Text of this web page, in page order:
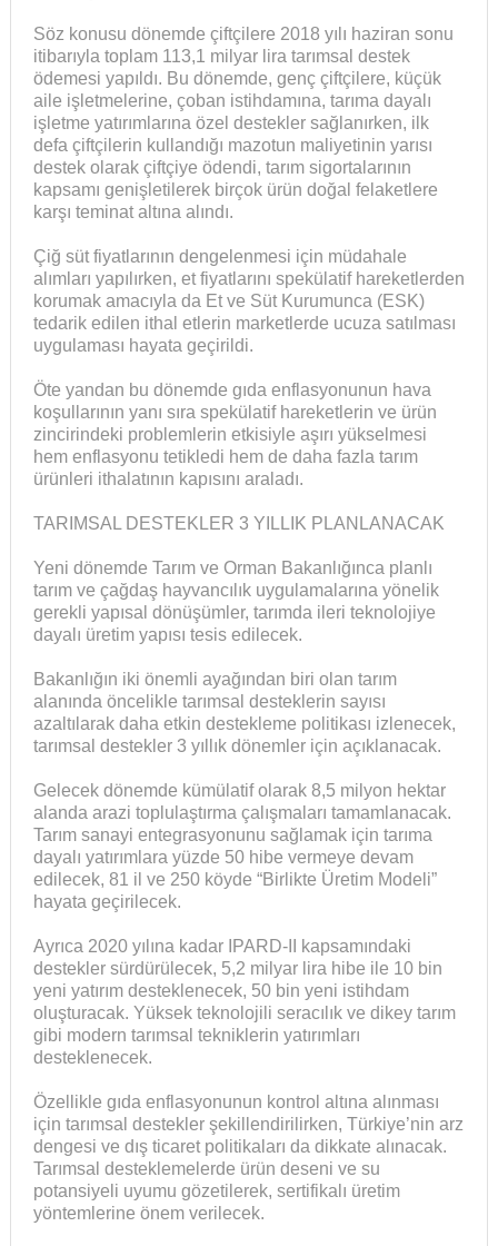
Söz konusu dönemde çiftçilere 2018 yılı haziran sonu
itibarıyla toplam 113,1 milyar lira tarımsal destek
ödemesi yapıldı. Bu dönemde, genç çiftçilere, küçük
aile işletmelerine, çoban istihdamına, tarıma dayalı
işletme yatırımlarına özel destekler sağlanırken, ilk
defa çiftçilerin kullandığı mazotun maliyetinin yarısı
destek olarak çiftçiye ödendi, tarım sigortalarının
kapsamı genişletilerek birçok ürün doğal felaketlere
karşı teminat altına alındı.
Çiğ süt fiyatlarının dengelenmesi için müdahale
alımları yapılırken, et fiyatlarını spekülatif hareketlerden
korumak amacıyla da Et ve Süt Kurumunca (ESK)
tedarik edilen ithal etlerin marketlerde ucuza satılması
uygulaması hayata geçirildi.
Öte yandan bu dönemde gıda enflasyonunun hava
koşullarının yanı sıra spekülatif hareketlerin ve ürün
zincirindeki problemlerin etkisiyle aşırı yükselmesi
hem enflasyonu tetikledi hem de daha fazla tarım
ürünleri ithalatının kapısını araladı.
TARIMSAL DESTEKLER 3 YILLIK PLANLANACAK
Yeni dönemde Tarım ve Orman Bakanlığınca planlı
tarım ve çağdaş hayvancılık uygulamalarına yönelik
gerekli yapısal dönüşümler, tarımda ileri teknolojiye
dayalı üretim yapısı tesis edilecek.
Bakanlığın iki önemli ayağından biri olan tarım
alanında öncelikle tarımsal desteklerin sayısı
azaltılarak daha etkin destekleme politikası izlenecek,
tarımsal destekler 3 yıllık dönemler için açıklanacak.
Gelecek dönemde kümülatif olarak 8,5 milyon hektar
alanda arazi toplulaştırma çalışmaları tamamlanacak.
Tarım sanayi entegrasyonunu sağlamak için tarıma
dayalı yatırımlara yüzde 50 hibe vermeye devam
edilecek, 81 il ve 250 köyde “Birlikte Üretim Modeli”
hayata geçirilecek.
Ayrıca 2020 yılına kadar IPARD-II kapsamındaki
destekler sürdürülecek, 5,2 milyar lira hibe ile 10 bin
yeni yatırım desteklenecek, 50 bin yeni istihdam
oluşturacak. Yüksek teknolojili seracılık ve dikey tarım
gibi modern tarımsal tekniklerin yatırımları
desteklenecek.
Özellikle gıda enflasyonunun kontrol altına alınması
için tarımsal destekler şekillendirilirken, Türkiye’nin arz
dengesi ve dış ticaret politikaları da dikkate alınacak.
Tarımsal desteklemelerde ürün deseni ve su
potansiyeli uyumu gözetilerek, sertifikalı üretim
yöntemlerine önem verilecek.